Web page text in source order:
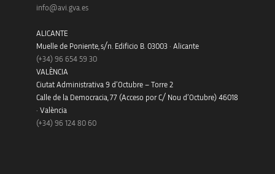
info@avi.gva.es
ALICANTE
Muelle de Poniente, s/n. Edificio B. 03003 · Alicante
(+34) 96 654 59 30
VALÈNCIA
Ciutat Administrativa 9 d’Octubre – Torre 2
Calle de la Democracia, 77 (Acceso por C/ Nou d’Octubre) 46018
· València
(+34) 96 124 80 60